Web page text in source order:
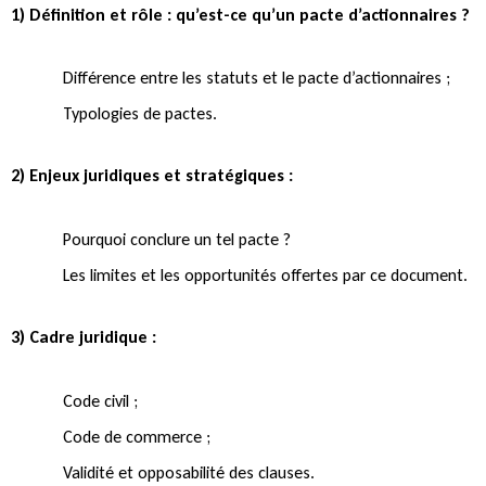
1) Définition et rôle : qu’est-ce qu’un pacte d’actionnaires ?
Différence entre les statuts et le pacte d’actionnaires ;
Typologies de pactes.
2) Enjeux juridiques et stratégiques :
Pourquoi conclure un tel pacte ?
Les limites et les opportunités offertes par ce document.
3) Cadre juridique :
Code civil ;
Code de commerce ;
Validité et opposabilité des clauses.